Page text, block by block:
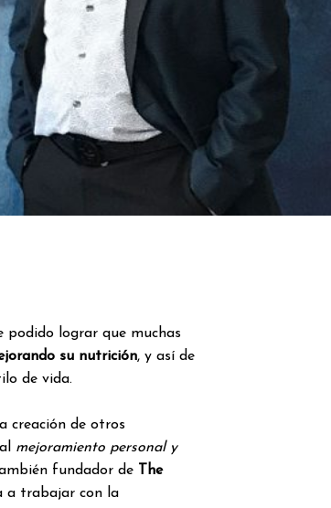
podido lograr que muchas
su nutrición, y así de
de vida.
creación de otros
mejoramiento personal y
fundador de
The
a trabajar con la